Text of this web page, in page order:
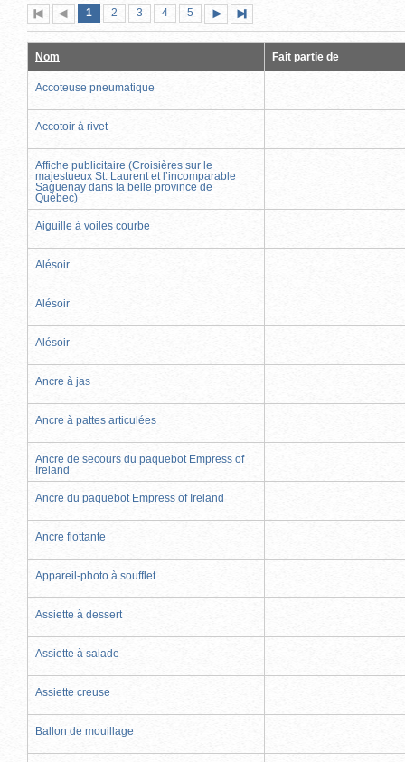
Première
page
Page
précédente
Page
1 (page
actuelle)
Page
2 Page
3 Page
4 Page
5
suivante
page
Nom Fait partie de
Accoteuse pneumatique
Accotoir à rivet
Affiche publicitaire (Croisières sur le
majestueux St. Laurent et l’incomparable
Saguenay dans la belle province de
Québec)
Aiguille à voiles courbe
Alésoir
Alésoir
Alésoir
Ancre à jas
Ancre à pattes articulées
Ancre de secours du paquebot Empress of
Ireland
Ancre du paquebot Empress of Ireland
Ancre flottante
Appareil-photo à soufflet
Assiette à dessert
Assiette à salade
Assiette creuse
Ballon de mouillage